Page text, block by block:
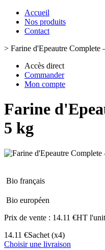
Accueil
Nos produits
Contact
> Farine d'Epeautre Complete
Accès direct
Commander
Mon compte
Farine
5 kg
Bio français
Bio européen
Prix de vente : 14.11 €HT
14.11 €Sachet (x4)
Choisir une livraison